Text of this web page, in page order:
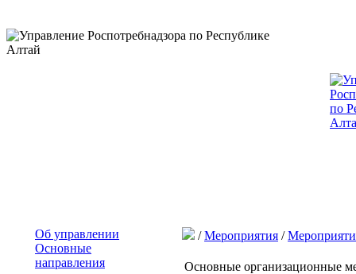
Об управлении
Основные
направления
/Мероприятия /
Основные организационные